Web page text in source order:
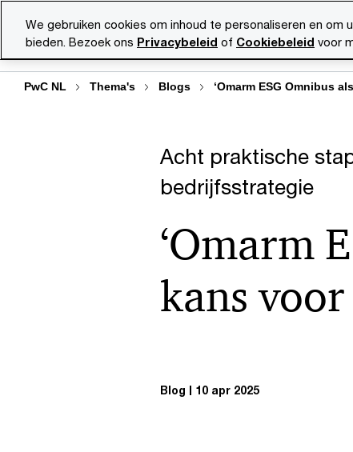
Diensten
PwC NL Thema's Blogs ‘Omarm ESG Omnibus
Acht praktische
bedrijfsstrategie
‘Omarm
kans
Blog 10 apr 2025
We gebruiken cookies om inhoud te personaliseren en om
bieden. Bezoek ons Privacybeleid of Cookiebeleid voor